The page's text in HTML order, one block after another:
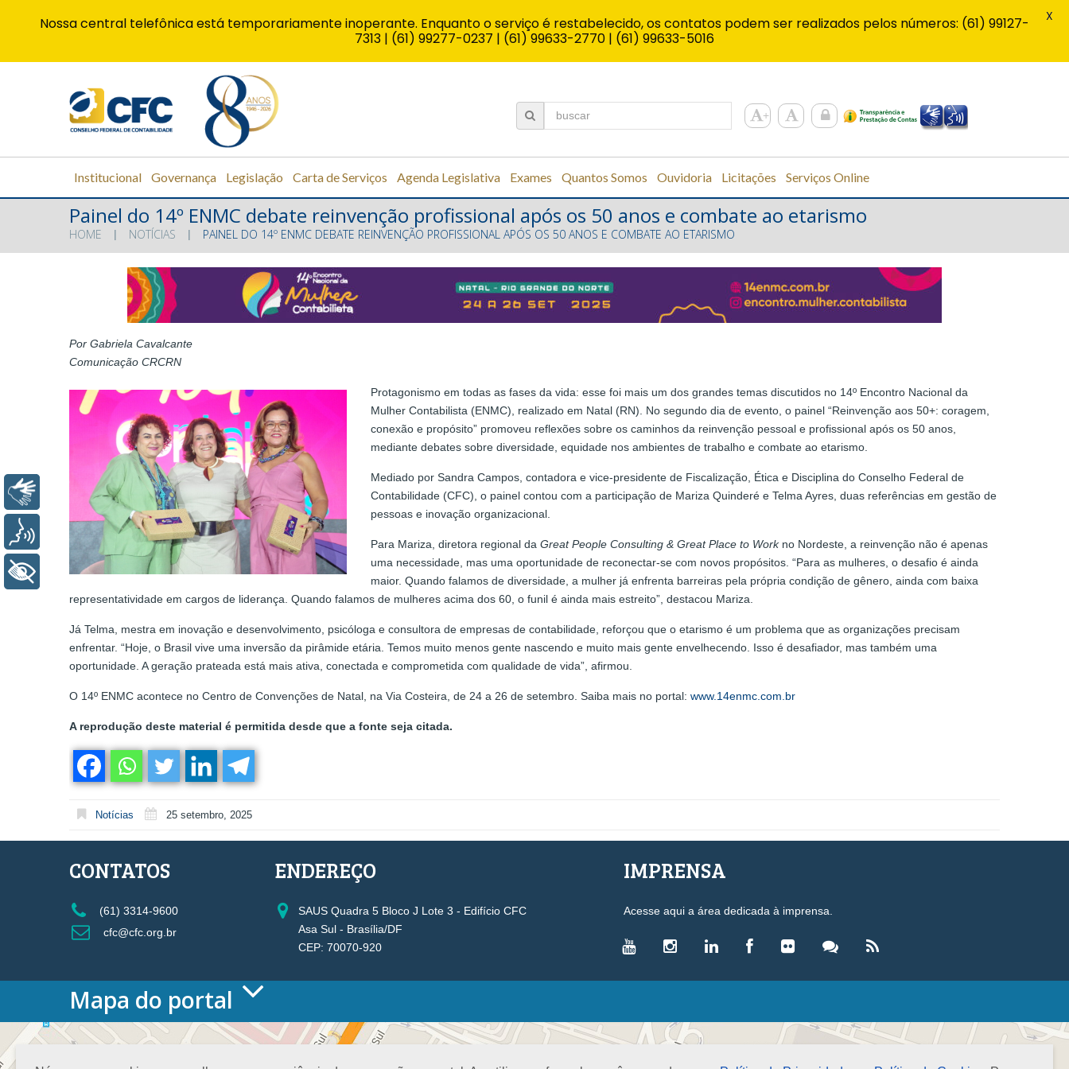
Institucional Governança Legislação Carta de Serviços Agenda Legislativa Exames Quantos Somos Ouvidoria Licitações Serviços Online
Painel do 14º ENMC debate reinvenção profissional após os 50 anos e combate ao etarismo
HOME NOTÍCIAS PAINEL DO 14º ENMC DEBATE REINVENÇÃO PROFISSIONAL APÓS OS 50 ANOS E COMBATE AO ETARISMO
Por Gabriela Cavalcante
Comunicação CRCRN
Protagonismo em todas as fases da vida: esse foi mais um dos grandes temas discutidos no 14º Encontro Nacional da
Mulher Contabilista (ENMC), realizado em Natal (RN). No segundo dia de evento, o painel “Reinvenção aos 50+: coragem,
conexão e propósito” promoveu reflexões sobre os caminhos da reinvenção pessoal e profissional após os 50 anos,
mediante debates sobre diversidade, equidade nos ambientes de trabalho e combate ao etarismo.
Mediado por Sandra Campos, contadora e vice-presidente de Fiscalização, Ética e Disciplina do Conselho Federal de
Contabilidade (CFC), o painel contou com a participação de Mariza Quinderé e Telma Ayres, duas referências em gestão de
pessoas e inovação organizacional.
Para Mariza, diretora regional da Great People Consulting & Great Place to Workno Nordeste, a reinvenção não é apenas
uma necessidade, mas uma oportunidade de reconectar-se com novos propósitos. “Para as mulheres, o desafio é ainda
maior. Quando falamos de diversidade, a mulher já enfrenta barreiras pela própria condição de gênero, ainda com baixa
representatividade em cargos de liderança. Quando falamos de mulheres acima dos 60, o funil é ainda mais estreito”, destacou Mariza.
Já Telma, mestra em inovação e desenvolvimento, psicóloga e consultora de empresas de contabilidade, reforçou que o etarismo é um problema que as organizações precisam
enfrentar. “Hoje, o Brasil vive uma inversão da pirâmide etária. Temos muito menos gente nascendo e muito mais gente envelhecendo. Isso é desafiador, mas também uma
oportunidade. A geração prateada está mais ativa, conectada e comprometida com qualidade de vida”, afirmou.
O 14º ENMC acontece no Centro de Convenções de Natal, na Via Costeira, de 24 a 26 de setembro. Saiba mais no portal: www.14enmc.com.br
A reprodução deste material é permitida desde que a fonte seja citada.
Notícias 25 setembro, 2025
CONTATOS
(61) 3314-9600
cfc@cfc.org.br
ENDEREÇO
SAUS Quadra 5 Bloco J Lote 3 - Edifício CFC
Asa Sul - Brasília/DF
CEP: 70070-920
IMPRENSA
Acesse aqui a área dedicada à imprensa.
Mapa do portal
HOME
O CONSELHO
Conselho Diretor
VICE-PRESIDÊNCIAS
Administrativa
Controle Interno
LEGISLAÇÃO
Leis
Decretos-Lei
Nossa central telefônica está temporariamente inoperante. Enquanto o serviço é restabelecido, os contatos podem ser realizados pelos números: (61) 99127-
7313 | (61) 99277-0237 | (61) 99633-2770 | (61) 99633-5016
X
+ Acessibilidade